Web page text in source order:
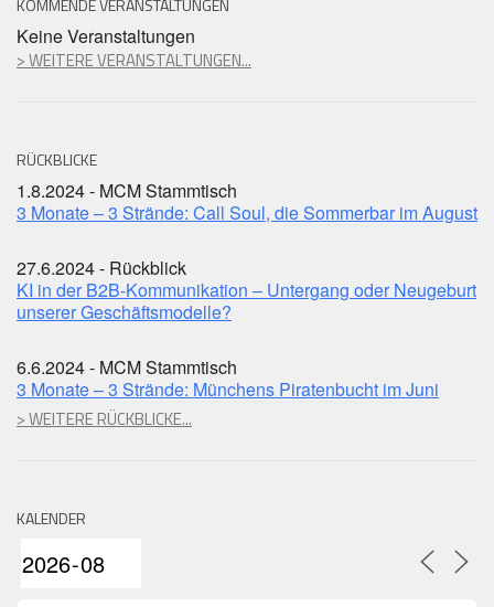
KOMMENDE VERANSTALTUNGEN
Keine Veranstaltungen
> WEITERE VERANSTALTUNGEN...
RÜCKBLICKE
1.8.2024 - MCM Stammtisch
3 Monate – 3 Strände: Call Soul, die Sommerbar im August
27.6.2024 - Rückblick
KI in der B2B-Kommunikation – Untergang oder Neugeburt
unserer Geschäftsmodelle?
6.6.2024 - MCM Stammtisch
3 Monate – 3 Strände: Münchens Piratenbucht im Juni
> WEITERE RÜCKBLICKE...
KALENDER